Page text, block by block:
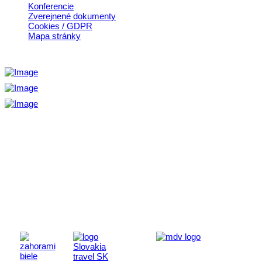
Konferencie
Zverejnené dokumenty
Cookies / GDPR
Mapa stránky